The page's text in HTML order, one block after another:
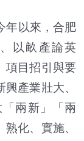
年以來，合肥
以畝產論英
項目招引與要
產業壯大、
兩新」「兩
化、實施、